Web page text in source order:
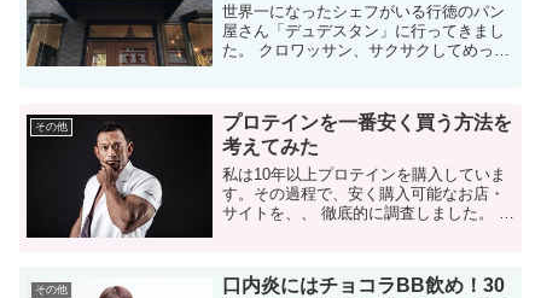
世界一になったシェフがいる行徳のパン
屋さん「デュデスタン」に行ってきまし
た。 クロワッサン、サクサクしてめっち
Dudestin(ブーランジェ...
その他
プロテインを一番安く買う方法を
考えてみた
私は10年以上プロテインを購入していま
す。その過程で、安く購入可能なお店・
サイトを、、 徹底的に調査しました。 筋
で、結果的に多大な出費となっ...
その他
口内炎にはチョコラBB飲め！30